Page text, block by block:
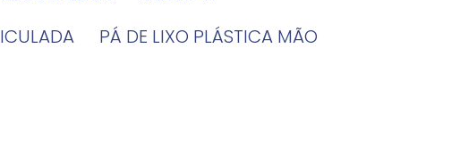
PÁ DE LIXO PLÁSTICA MÃO